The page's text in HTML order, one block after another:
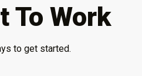
To Work
to get started.